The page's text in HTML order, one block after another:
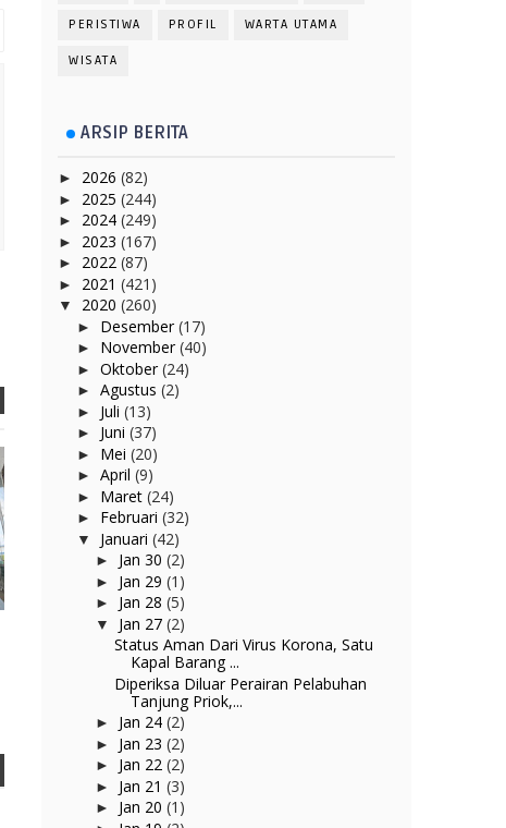
PERISTIWA PROFIL WARTA UTAMA
WISATA
ARSIP BERITA
► 2026 (82)
► 2025 (244)
► 2024 (249)
► 2023 (167)
► 2022 (87)
► 2021 (421)
▼ 2020 (260)
► Desember(17)
► November(40)
► Oktober(24)
► Agustus (2)
► Juli (13)
► Juni (37)
► Mei (20)
► April (9)
► Maret (24)
► Februari (32)
▼ Januari (42)
► Jan 30 (2)
► Jan 29 (1)
► Jan 28 (5)
▼ Jan 27 (2)
Status Aman Dari Virus Korona, Satu
Kapal Barang ...
Diperiksa Diluar Perairan Pelabuhan
Tanjung Priok,...
► Jan 24 (2)
► Jan 23 (2)
► Jan 22 (2)
► Jan 21 (3)
► Jan 20 (1)